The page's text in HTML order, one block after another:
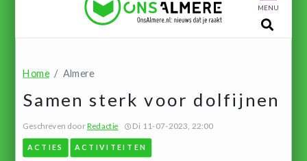
MENU
Home Almere
Samen sterk voor dolfijnen
Geschreven doorRedactie Di 11-07-2023, 22:00
ACTIES ACTIVITEITEN